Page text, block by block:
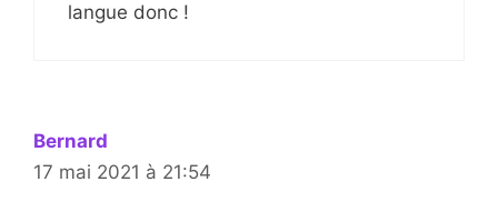
langue donc !
Bernard
17 mai 2021 à 21:54